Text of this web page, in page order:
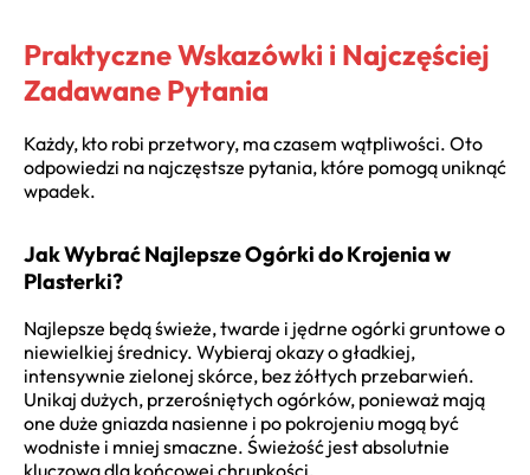
Praktyczne Wskazówki i Najczęściej
Zadawane Pytania
Każdy, kto robi przetwory, ma czasem wątpliwości. Oto
odpowiedzi na najczęstsze pytania, które pomogą uniknąć
wpadek.
Jak Wybrać Najlepsze Ogórki do Krojenia w
Plasterki?
Najlepsze będą świeże, twarde i jędrne ogórki gruntowe o
niewielkiej średnicy. Wybieraj okazy o gładkiej,
intensywnie zielonej skórce, bez żółtych przebarwień.
Unikaj dużych, przerośniętych ogórków, ponieważ mają
one duże gniazda nasienne i po pokrojeniu mogą być
wodniste i mniej smaczne. Świeżość jest absolutnie
kluczowa dla końcowej chrupkości.